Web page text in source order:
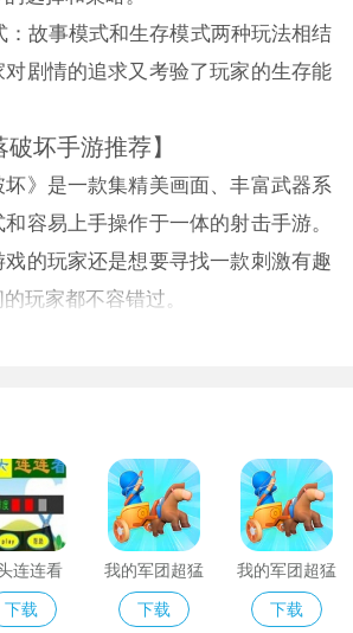
故事模式和生存模式两种玩法相结
剧情的追求又考验了玩家的生存能
破坏手游推荐】
坏》是一款集精美画面、丰富武器系
容易上手操作于一体的射击手游。
的玩家还是想要寻找一款刺激有趣
玩家都不容错过。
连连看
2024
下载
我的军团超猛
最新版
下载
我的军团超猛
手机版
下载